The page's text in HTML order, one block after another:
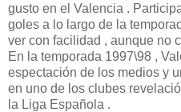
gusto en el Valencia .
goles a lo largo de la
ver con facilidad , aunque no
En la temporada 1997\98 ,
espectación de los medios y
en uno de los clubes
la Liga Española .